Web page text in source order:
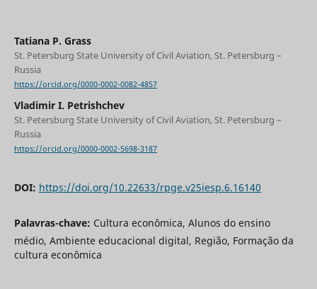
Tatiana P. Grass
St. Petersburg State University of Civil Aviation, St. Petersburg –
Russia
https://orcid.org/0000-0002-0082-4857
Vladimir I. Petrishchev
St. Petersburg State University of Civil Aviation, St. Petersburg –
Russia
https://orcid.org/0000-0002-5698-3187
DOI: https://doi.org/10.22633/rpge.v25iesp.6.16140
Palavras-chave: Cultura econômica, Alunos do ensino
médio, Ambiente educacional digital, Região, Formação da
cultura econômica